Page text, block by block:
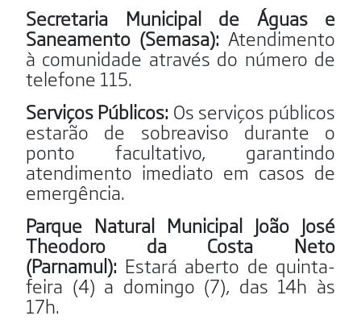
Secretaria Municipal de Águas e
Saneamento (Semasa): Atendimento
à comunidade através do número de
telefone 115.
Serviços Públicos: Os serviços públicos
estarão de sobreaviso durante o
ponto facultativo, garantindo
atendimento imediato em casos de
emergência.
Parque Natural Municipal João José
Theodoro da Costa Neto
(Parnamul): Estará aberto de quinta-
feira (4) a domingo (7), das 14h às
17h.